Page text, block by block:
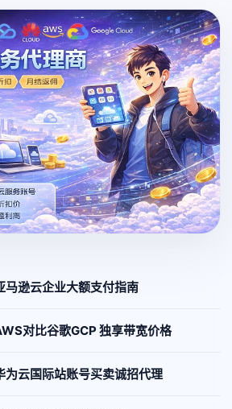
逊云企业大额支付指南
对比谷歌GCP 独享带宽价格
为云国际站账号买卖诚招代理